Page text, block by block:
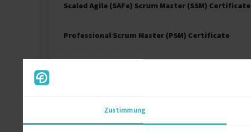
Zustimmung
Scaled Agile (SAFe) Scrum Master (SSM) Certificate
Professional Scrum Master (PSM) Certificate